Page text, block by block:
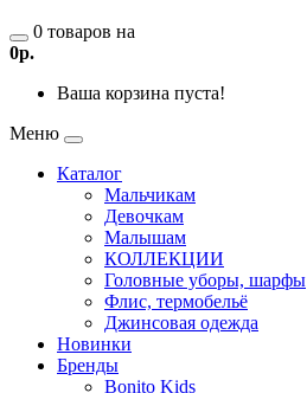
0 товаров на
0р.
Ваша корзина пуста!
Меню
Каталог
Мальчикам
Девочкам
Малышам
КОЛЛЕКЦИИ
Головные уборы, шарфы
Флис, термобельё
Джинсовая одежда
Новинки
Бренды
Bonito Kids